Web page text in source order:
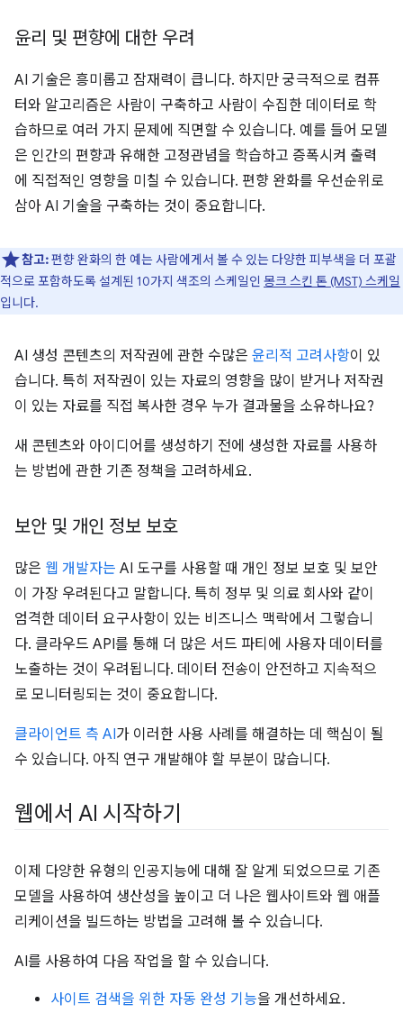
윤리 및 편향에 대한 우려
AI 기술은 흥미롭고 잠재력이 큽니다. 하지만 궁극적으로 컴퓨
터와 알고리즘은 사람이 구축하고 사람이 수집한 데이터로 학
습하므로 여러 가지 문제에 직면할 수 있습니다. 예를 들어 모델
은 인간의 편향과 유해한 고정관념을 학습하고 증폭시켜 출력
에 직접적인 영향을 미칠 수 있습니다. 편향 완화를 우선순위로
삼아 AI 기술을 구축하는 것이 중요합니다.
참고:편향 완화의 한 예는 사람에게서 볼 수 있는 다양한 피부색을 더 포괄
적으로 포함하도록 설계된 10가지 색조의 스케일인 몽크 스킨 톤 (MST) 스케일
입니다.
AI 생성 콘텐츠의 저작권에 관한 수많은 윤리적 고려사항이 있
습니다. 특히 저작권이 있는 자료의 영향을 많이 받거나 저작권
이 있는 자료를 직접 복사한 경우 누가 결과물을 소유하나요?
새 콘텐츠와 아이디어를 생성하기 전에 생성한 자료를 사용하
는 방법에 관한 기존 정책을 고려하세요.
보안 및 개인 정보 보호
많은 웹 개발자는 AI 도구를 사용할 때 개인 정보 보호 및 보안
이 가장 우려된다고 말합니다. 특히 정부 및 의료 회사와 같이
엄격한 데이터 요구사항이 있는 비즈니스 맥락에서 그렇습니
다. 클라우드 API를 통해 더 많은 서드 파티에 사용자 데이터를
노출하는 것이 우려됩니다. 데이터 전송이 안전하고 지속적으
로 모니터링되는 것이 중요합니다.
클라이언트 측 AI가 이러한 사용 사례를 해결하는 데 핵심이 될
수 있습니다. 아직 연구 개발해야 할 부분이 많습니다.
웹에서 AI 시작하기
이제 다양한 유형의 인공지능에 대해 잘 알게 되었으므로 기존
모델을 사용하여 생산성을 높이고 더 나은 웹사이트와 웹 애플
리케이션을 빌드하는 방법을 고려해 볼 수 있습니다.
AI를 사용하여 다음 작업을 할 수 있습니다.
사이트 검색을 위한 자동 완성 기능을 개선하세요.